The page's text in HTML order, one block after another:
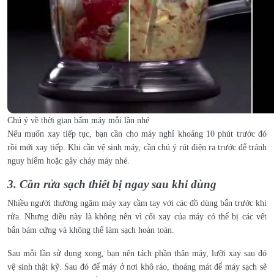
Chú ý về thời gian bấm máy mỗi lần nhé
Nếu muốn xay tiếp tục, bạn cần cho máy nghỉ khoảng 10 phút trước đó
rồi mới xay tiếp. Khi cần vệ sinh máy, cần chú ý rút điện ra trước để tránh
nguy hiểm hoặc gây cháy máy nhé.
3. Cần rửa sạch thiết bị ngay sau khi dùng
Nhiều người thường ngâm máy xay cầm tay với các đồ dùng bẩn trước khi
rửa. Nhưng điều này là không nên vì cối xay của máy có thể bị các vết
bẩn bám cứng và không thể làm sạch hoàn toàn.
Sau mỗi lần sử dụng xong, bạn nên tách phần thân máy, lưỡi xay sau đó
vệ sinh thật kỹ. Sau đó để máy ở nơi khô ráo, thoáng mát để máy sạch sẽ